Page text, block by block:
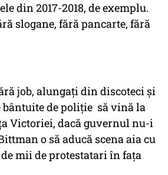
din 2017-2018, de exemplu.
slogane, fără pancarte, fără
job, alungați din discoteci și
de poliție să vină la
Victoriei, dacă guvernul nu-i
o să aducă scena aia cu
mii de protestatari în fața